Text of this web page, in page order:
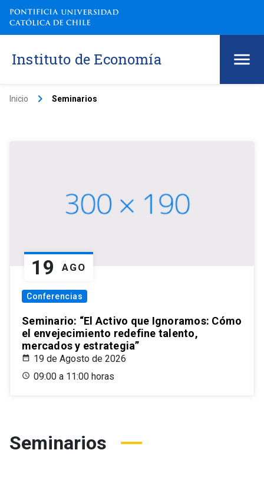
Instituto de Economía
Inicio keyboard_arrow_right Seminarios
19 AGO
Conferencias
Seminario: “El Activo que Ignoramos: Cómo
el envejecimiento redefine talento,
mercados y estrategia”
19 de Agosto de 2026
09:00 a 11:00 horas
Seminarios